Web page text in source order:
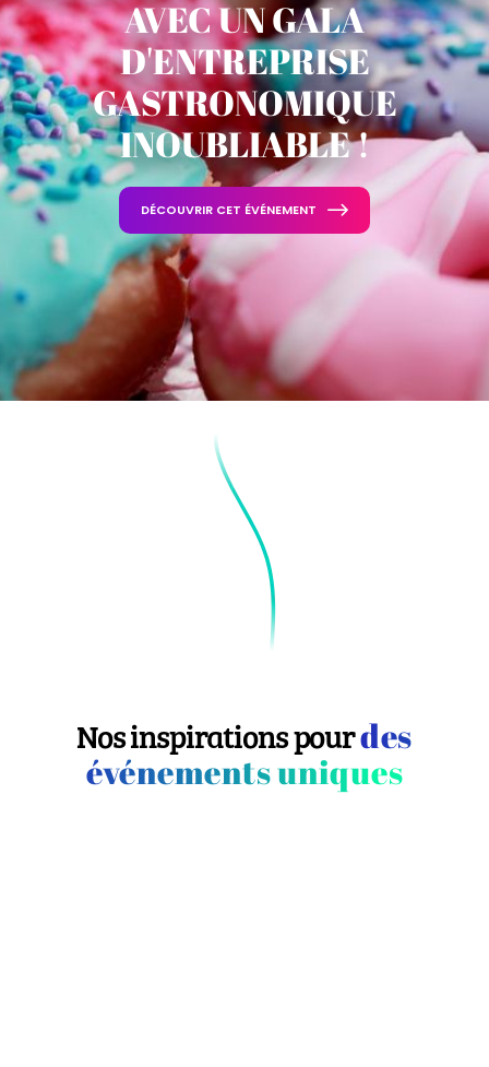
AVEC UN GALA
D'ENTREPRISE
GASTRONOMIQUE
INOUBLIABLE !
DÉCOUVRIR CET ÉVÉNEMENT
Nos inspirations pourdes
événements uniques